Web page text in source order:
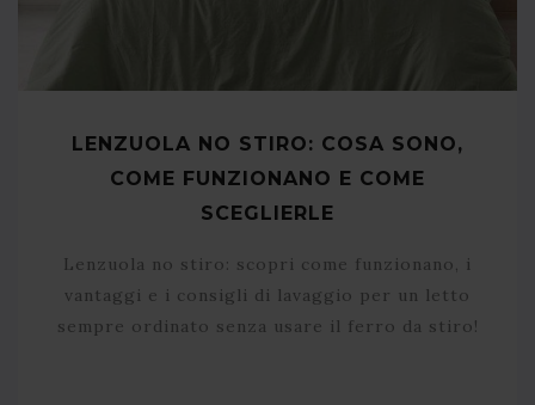
LENZUOLA NO STIRO: COSA SONO,
COME FUNZIONANO E COME
SCEGLIERLE
Lenzuola no stiro: scopri come funzionano, i
vantaggi e i consigli di lavaggio per un letto
sempre ordinato senza usare il ferro da stiro!